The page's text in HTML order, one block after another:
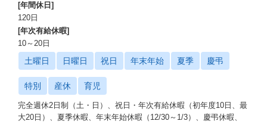
[年間休日]
120日
[年次有給休暇]
10～20日
土曜日 日曜日 祝日 年末年始 夏季 慶弔
特別 産休 育児
完全週休2日制（土・日）、祝日・年次有給休暇（初年度10日、最
大20日）、夏季休暇、年末年始休暇（12/30～1/3）、慶弔休暇、